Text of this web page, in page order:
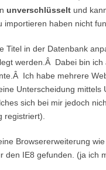
unverschlüsseltund
haben nicht
Titel in der Datenbank
werden.Â Dabei bin
Ich habe mehrere
Unterscheidung
sich bei mir jedoch
registriert).
Browsererweiterung wie „
den IE8 gefunden. (ja ich